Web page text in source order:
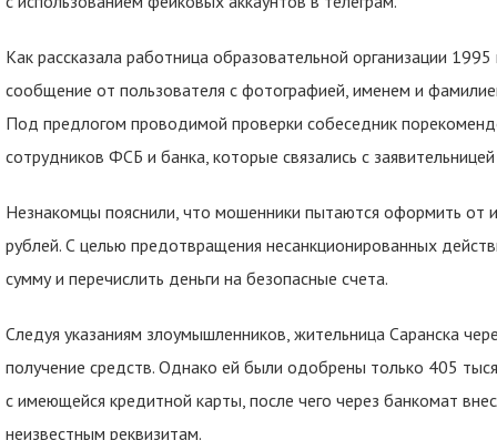
Как рассказала работница образовательной организации
сообщение от пользователя с фотографией, именем и
Под предлогом проводимой проверки собеседник
сотрудников ФСБ и банка, которые связались с
Незнакомцы пояснили, что мошенники пытаются оформить от
рублей. С целью предотвращения несанкционированных
сумму и перечислить деньги на безопасные счета.
Следуя указаниям злоумышленников, жительница Саранска
получение средств. Однако ей были одобрены только 405
с имеющейся кредитной карты, после чего через банкомат
неизвестным реквизитам.